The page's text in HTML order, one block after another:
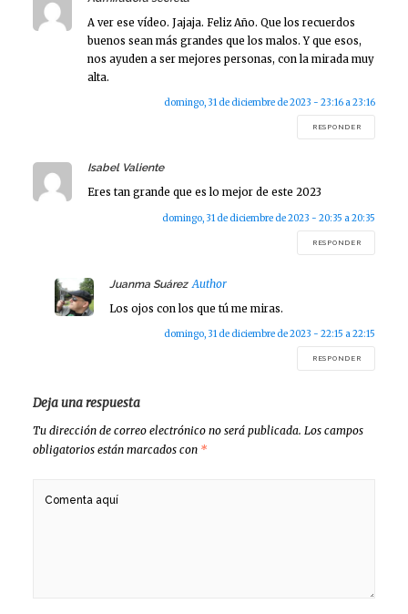
A ver ese vídeo. Jajaja. Feliz Año. Que los recuerdos
buenos sean más grandes que los malos. Y que esos,
nos ayuden a ser mejores personas, con la mirada muy
alta.
domingo, 31 de diciembre de 2023 - 23:16 a 23:16
RESPONDER
Isabel Valientesays:
Eres tan grande que es lo mejor de este 2023
domingo, 31 de diciembre de 2023 - 20:35 a 20:35
RESPONDER
Juanma Suárez says:
Los ojos con los que tú me miras.
domingo, 31 de diciembre de 2023 - 22:15 a 22:15
RESPONDER
Deja una respuesta
Tu dirección de correo electrónico no será publicada. Los campos
obligatorios están marcados con *